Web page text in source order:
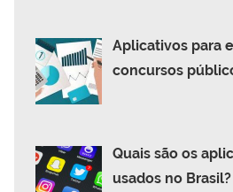
Aplicativos para
concursos
Quais são os
usados no Brasil?